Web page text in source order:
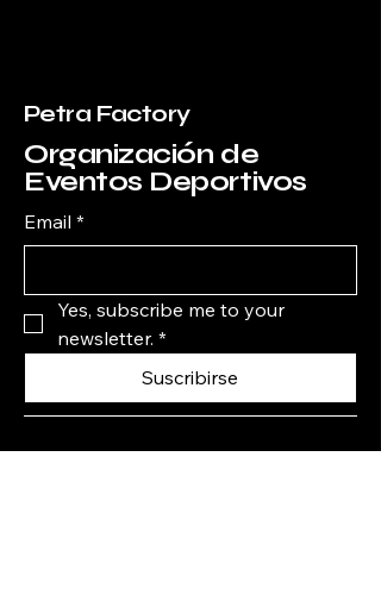
Petra Factory
Organización de
Eventos Deportivos
Email *
Yes, subscribe me to your
newsletter. *
Suscribirse